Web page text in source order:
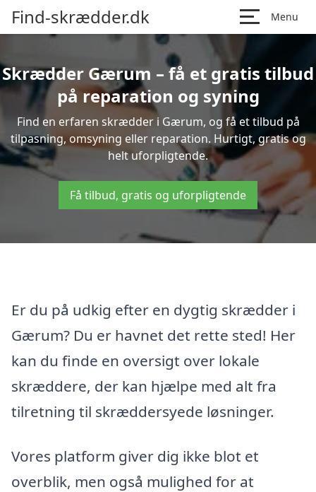
Find-skrædder.dk Menu
Skrædder Gærum – få et gratis tilbud
på reparation og syning
Find en erfaren skrædder i Gærum, og få et tilbud på
tilpasning, omsyning eller reparation. Hurtigt, gratis og
helt uforpligtende.
Få tilbud, gratis og uforpligtende
Er du på udkig efter en dygtig skrædder i
Gærum? Du er havnet det rette sted! Her
kan du finde en oversigt over lokale
skræddere, der kan hjælpe med alt fra
tilretning til skræddersyede løsninger.
Vores platform giver dig ikke blot et
overblik, men også mulighed for at